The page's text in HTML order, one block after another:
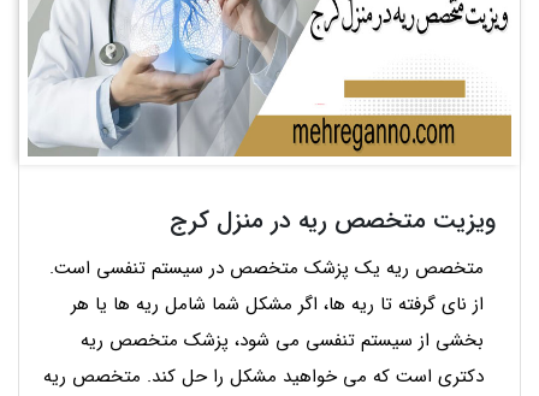
ویزیت متخصص ریه در منزل کرج
متخصص ریه یک پزشک متخصص در سیستم تنفسی است.
از نای گرفته تا ریه ها، اگر مشکل شما شامل ریه ها یا هر
بخشی از سیستم تنفسی می شود، پزشک متخصص ریه
دکتری است که می خواهید مشکل را حل کند. متخصص ریه